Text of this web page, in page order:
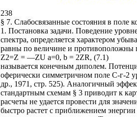
238
§ 7. Слабосвязанные состояния в поле
1. Постановка задачи. Поведение
спектра, определяется характером
равны по величине и противоположны
Z2=Z = —ZU а=0, b = 2ZR, (7.1)
называется конечным диполем.
оферически симметричном поле С-г-2
др., 1971, стр. 525). Аналогичный
стандартным схемам § 3 приводит к
расчеты не удается провести для
быстро растет с приближением